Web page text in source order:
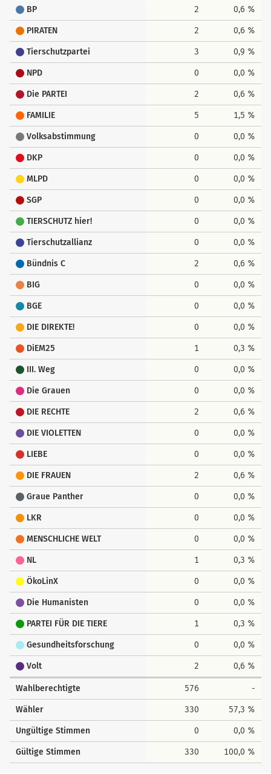
BP 2 0,6 %
PIRATEN 2 0,6 %
Tierschutzpartei 3 0,9 %
NPD 0 0,0 %
Die PARTEI 2 0,6 %
FAMILIE 5 1,5 %
Volksabstimmung 0 0,0 %
DKP 0 0,0 %
MLPD 0 0,0 %
SGP 0 0,0 %
TIERSCHUTZ hier! 0 0,0 %
Tierschutzallianz 0 0,0 %
Bündnis C 2 0,6 %
BIG 0 0,0 %
BGE 0 0,0 %
DIE DIREKTE! 0 0,0 %
DiEM25 1 0,3 %
III. Weg 0 0,0 %
Die Grauen 0 0,0 %
DIE RECHTE 2 0,6 %
DIE VIOLETTEN 0 0,0 %
LIEBE 0 0,0 %
DIE FRAUEN 2 0,6 %
Graue Panther 0 0,0 %
LKR 0 0,0 %
MENSCHLICHE WELT 0 0,0 %
NL 1 0,3 %
ÖkoLinX 0 0,0 %
Die Humanisten 0 0,0 %
PARTEI FÜR DIE TIERE 1 0,3 %
Gesundheitsforschung 0 0,0 %
Volt 2 0,6 %
Wahlberechtigte 576 -
Wähler 330 57,3 %
Ungültige Stimmen 0 0,0 %
Gültige Stimmen 330 100,0 %